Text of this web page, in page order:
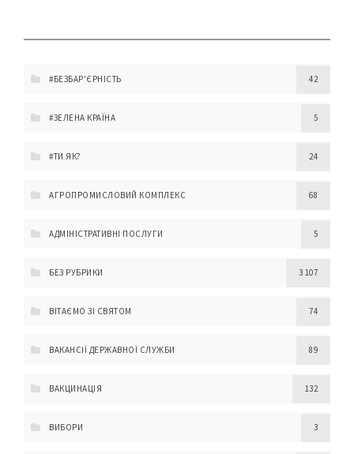
#БЕЗБАР'ЄРНІСТЬ 42
#ЗЕЛЕНА КРАЇНА 5
#ТИ ЯК? 24
АГРОПРОМИСЛОВИЙ КОМПЛЕКС 68
АДМІНІСТРАТИВНІ ПОСЛУГИ 5
БЕЗ РУБРИКИ 3 107
ВІТАЄМО ЗІ СВЯТОМ 74
ВАКАНСІЇ ДЕРЖАВНОЇ СЛУЖБИ 89
ВАКЦИНАЦІЯ 132
ВИБОРИ 3